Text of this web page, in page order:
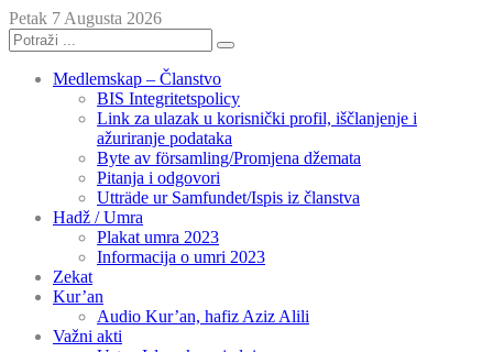
Petak 7 Augusta 2026
Medlemskap – Članstvo
BIS Integritetspolicy
Link za ulazak u korisnički profil, iščlanjenje i
ažuriranje podataka
Byte av församling/Promjena džemata
Pitanja i odgovori
Utträde ur Samfundet/Ispis iz članstva
Hadž / Umra
Plakat umra 2023
Informacija o umri 2023
Zekat
Kur’an
Audio Kur’an, hafiz Aziz Alili
Važni akti